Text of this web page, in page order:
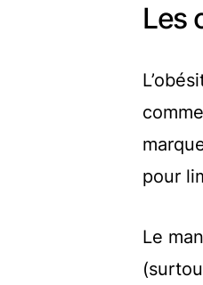
Les
pour
Le